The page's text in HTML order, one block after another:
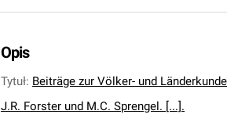
Opis
Tytuł: Beiträge zur Völker- und
J.R. Forster und M.C. Sprengel. [...].